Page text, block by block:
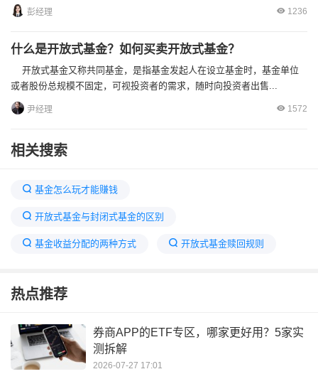
彭经理 1236
什么是开放式基金？如何买卖开放式基金？
开放式基金又称共同基金，是指基金发起人在设立基金时，基金单位
或者股份总规模不固定，可视投资者的需求，随时向投资者出售...
尹经理 1572
相关搜索
基金怎么玩才能赚钱
开放式基金与封闭式基金的区别
基金收益分配的两种方式 开放式基金赎回规则
基金怎么玩新手入门
基金收益计算器 基金定投收益怎么计算
本年收益与收益分配
热点推荐
券商APP的ETF专区，哪家更好用？5家实
测拆解
2026-07-27 17:01